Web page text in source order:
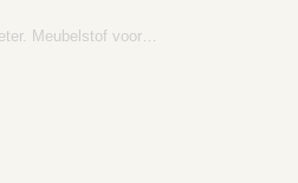
Meubelstof voor…